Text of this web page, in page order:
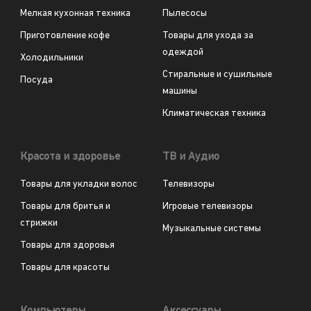
Мелкая кухонная техника
Приготовление кофе
Холодильники
Посуда
Пылесосы
Товары для ухода за
одеждой
Стиральные и сушильные
машины
Климатическая техника
Красота и здоровье
Товары для укладки волос
Товары для бритья и
стрижки
Товары для здоровья
Товары для красоты
ТВ и Аудио
Телевизоры
Игровые телевизоры
Музыкальные системы